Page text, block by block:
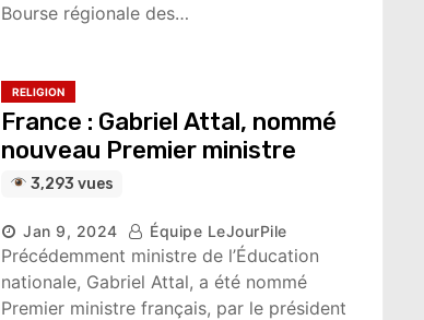
Bourse régionale des…
RELIGION
France : Gabriel Attal, nommé
nouveau Premier ministre
3,293 vues
Jan 9, 2024 Équipe LeJourPile
Précédemment ministre de l’Éducation
nationale, Gabriel Attal, a été nommé
Premier ministre français, par le président